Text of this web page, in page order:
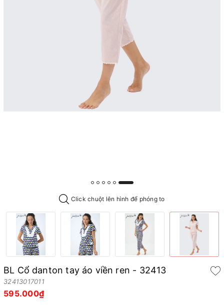
Click chuột lên hình để phóng to
BL Cổ danton tay áo viền ren - 32413
32413017011
595.000₫